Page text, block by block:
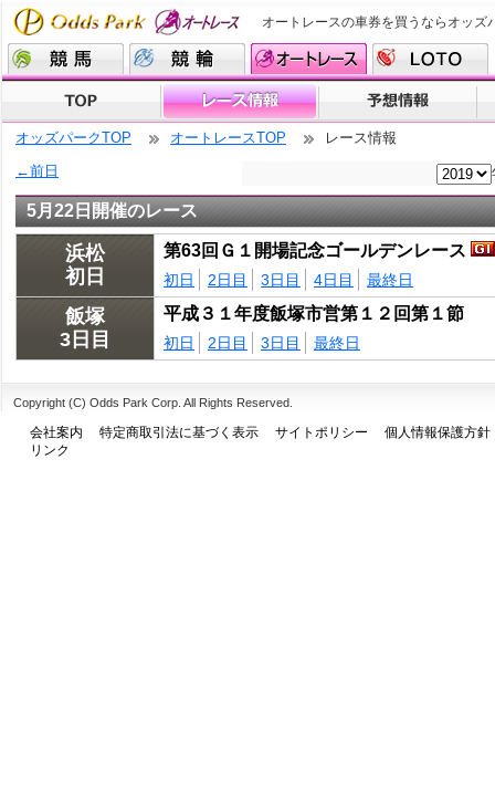
オートレースの車券を買うならオッズ
オッズパークTOP オートレースTOP
レース情報
←前日
5月22日開催のレース
浜松
初日
第63回Ｇ１開場記念ゴールデンレース
初日 2日目 3日目 4日目 最終日
飯塚
3日目
平成３１年度飯塚市営第１２回第１節
初日 2日目 3日目 最終日
Copyright (C) Odds Park Corp. All Rights Reserved.
会社案内 特定商取引法に基づく表示 サイトポリシー
個人情報保護方針
リンク